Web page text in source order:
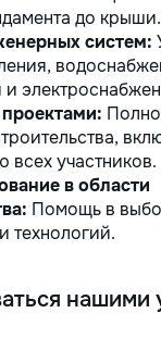
до крыши.
систем:
и
всех участников.
в области
Помощь в
технологий.
нашими